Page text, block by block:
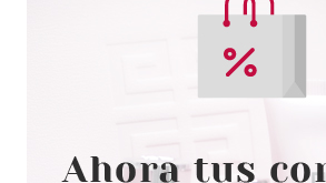
ESSENCE